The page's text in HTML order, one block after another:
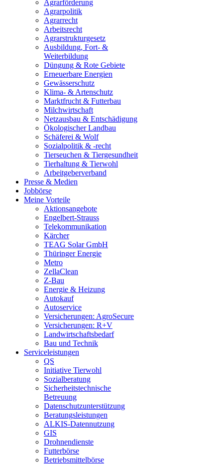
Agrarförderung
Agrarpolitik
Agrarrecht
Arbeitsrecht
Agrarstrukturgesetz
Ausbildung, Fort- &
Weiterbildung
Düngung & Rote Gebiete
Erneuerbare Energien
Gewässerschutz
Klima- & Artenschutz
Marktfrucht & Futterbau
Milchwirtschaft
Netzausbau & Entschädigung
Ökologischer Landbau
Schäferei & Wolf
Sozialpolitik & -recht
Tierseuchen & Tiergesundheit
Tierhaltung & Tierwohl
Arbeitgeberverband
Presse & Medien
Jobbörse
Meine Vorteile
Aktionsangebote
Engelbert-Strauss
Telekommunikation
Kärcher
TEAG Solar GmbH
Thüringer Energie
Metro
ZellaClean
Z-Bau
Energie & Heizung
Autokauf
Autoservice
Versicherungen: AgroSecure
Versicherungen: R+V
Landwirtschaftsbedarf
Bau und Technik
Service­­leistungen
QS
Initiative Tierwohl
Sozialberatung
Sicherheitstechnische
Betreuung
Datenschutzunterstützung
Beratungsleistungen
ALKIS-Datennutzung
GIS
Drohnendienste
Futterbörse
Betriebsmittelbörse